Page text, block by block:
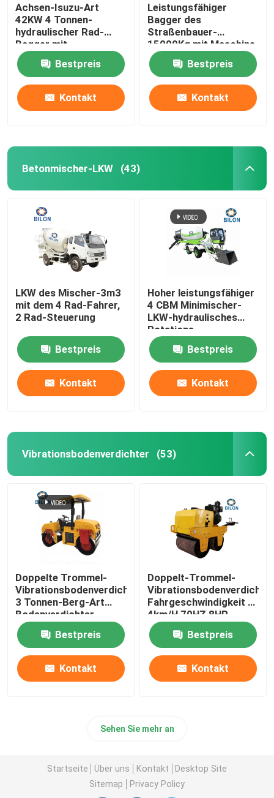
Achsen-Isuzu-Art
42KW 4 Tonnen-
hydraulischer Rad-
Bagger mit
hydraulischem Hammer
Bestpreis
Kontakt
Leistungsfähiger
Bagger des
Straßenbauer-
15000Kg mit Maschine
Yuchai oder Cumins
Bestpreis
Kontakt
Betonmischer-LKW (43)
LKW des Mischer-3m3
mit dem 4 Rad-Fahrer,
2 Rad-Steuerung
Bestpreis
Kontakt
Hoher leistungsfähiger
4 CBM Minimischer-
LKW-hydraulisches
Rotations-
Ruhestromsystem
Bestpreis
Kontakt
Vibrationsbodenverdichter (53)
Doppelte Trommel-
Vibrationsbodenverdichter
3 Tonnen-Berg-Art
Bodenverdichter
Bestpreis
Kontakt
Doppelt-Trommel-
Fahrgeschwindigkeit 0-
4km/H 70HZ 8HP
Bestpreis
Kontakt
Sehen Sie mehr an
Startseite Über uns Kontakt
Desktop Site
Sitemap
Privacy Policy